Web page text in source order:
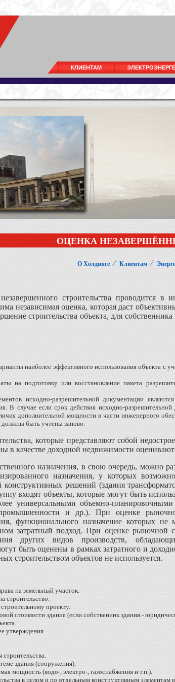
КЛИЕНТАМ
ОЦЕНКА
О Холдинге ⁄ Клиентам ⁄
строительства проводится в
независимая оценка, которая даст
строительства объекта, для
наиболее эффективного использования объекта с
на подготовку или восстановление пакета
исходно-разрешительной документации
В случае если срок действия исходно-
дополнительной мощности в части инженерного
быть учтены заново.
которые представляют собой
в качестве доходной недвижимости
назначения, в свою очередь, можно
назначения, у которых
конструктивных решений (здания
входят объекты, которые могут быть
универсальными объемно-
и др.). При оценке
функционального назначение которых
затратный подход. При оценке рыночной
других видов производств,
быть оценены в рамках затратного и
строительством объектов не используется.
на земельный участок.
строительство.
проекту.
стоимости здания (если собственник здания -
утверждения.
здания (сооружения).
мощность (водо-, электро-, газоснабжения и т.п.).
в целом и по отдельным конструктивным элементам